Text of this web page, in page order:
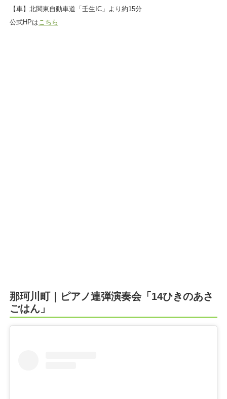
【車】北関東自動車道「壬生IC」より約15分
公式HPは こちら
那珂川町｜ピアノ連弾演奏会「14ひきのあさ
ごはん」